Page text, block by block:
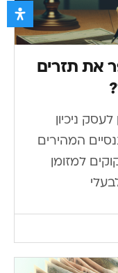
את תזרים
ניכיון
המהירים
למזומן